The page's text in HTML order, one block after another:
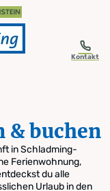
Kontakt
& buchen
in Schladming-
Ferienwohnung,
du alle
Urlaub in den